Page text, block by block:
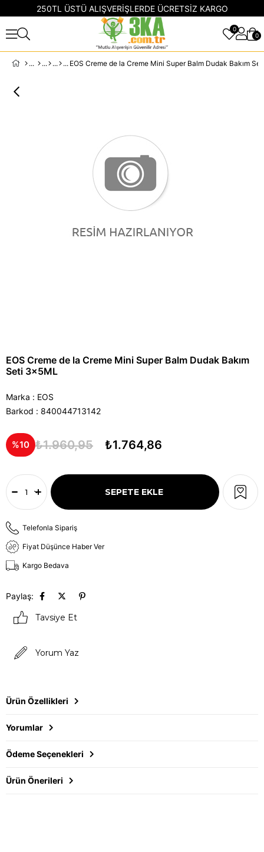
250TL ÜSTÜ ALIŞVERİŞLERDE ÜCRETSİZ KARGO
0
0
EOS Creme de la Creme Mini Super Balm Dudak Bakım
Seti 3x5ML
Marka : EOS
Barkod : 840044713142
10 ₺1.960,95 ₺1.764,86
Telefonla Sipariş
Fiyat Düşünce Haber Ver
Kargo Bedava
Paylaş:
Tavsiye Et
Yorum Yaz
Ürün Özellikleri
Yorumlar
Ödeme Seçenekleri
Ürün Önerileri